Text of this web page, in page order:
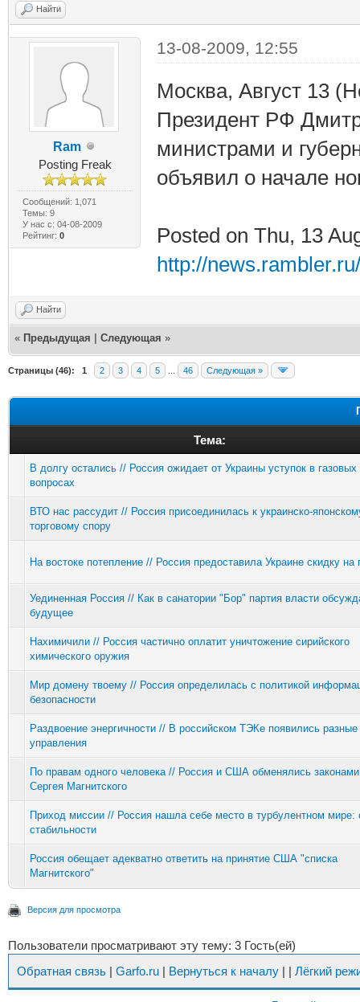
Найти
Ram
Posting Freak
Сообщений: 1,071
Темы: 9
У нас с: 04-08-2009
Рейтинг: 0
13-08-2009, 12:55
Москва, Август 13
Президент РФ
министрами и
объявил о начале
Posted on Thu, 13
http://
Найти
« Предыдущая Следующая »
Страницы (46): 1 2 3 4 5 46 Следующая »
Тема:
В долгу остались // Россия ожидает от Украины уступок в газовых
вопросах
ВТО нас рассудит // Россия присоединилась к украинско-
торговому спору
На востоке потепление // Россия предоставила Украине скидку на
Уединенная Россия // Как в санатории "Бор" партия власти
будущее
Нахимичили // Россия частично оплатит уничтожение сирийского
химического оружия
Мир домену твоему // Россия определилась с политикой
безопасности
Раздвоение энергичности // В российском ТЭКе появились
управления
По правам одного человека // Россия и США обменялись
Сергея Магнитского
Приход миссии // Россия нашла себе место в турбулентном мире:
стабильности
Россия обещает адекватно ответить на принятие США "списка
Магнитского"
Версия для просмотра
Пользователи просматривают эту тему: 3 Гость(ей)
Обратная связь | Garfo.ru | Вернуться к началу | | Лёгкий